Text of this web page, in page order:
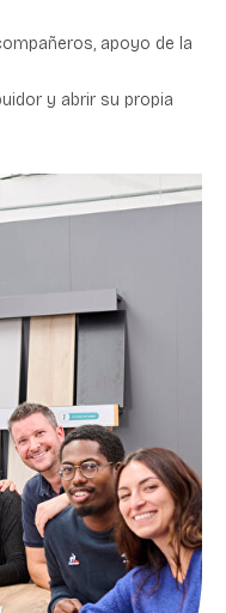
apoyo de la
y abrir su propia